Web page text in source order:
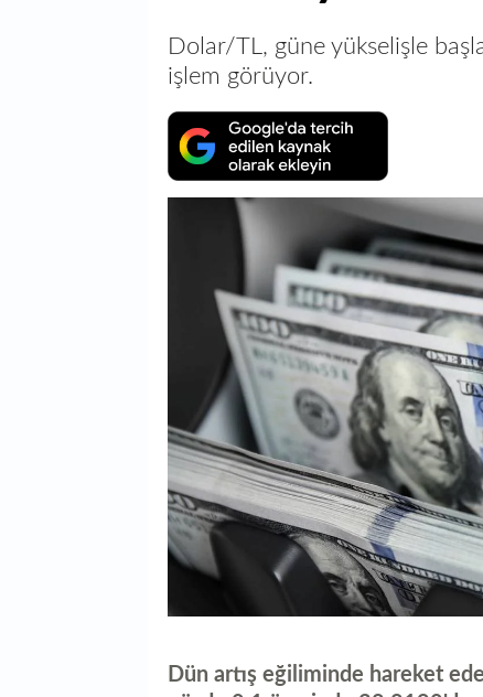
Dolar/TL, güne yükselişle
işlem görüyor.
Dün artış eğiliminde hareket